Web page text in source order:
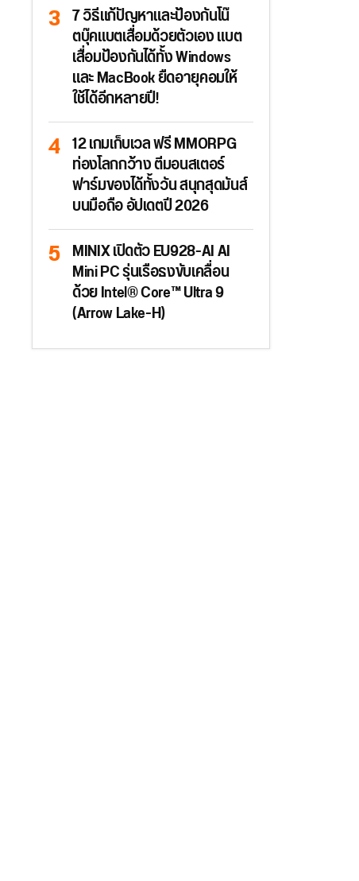
7 วิธีแก้ปัญหาและป้องกันโน๊
ตบุ๊คแบตเสื่อมด้วยตัวเอง แบต
เสื่อมป้องกันได้ทั้ง Windows
และ MacBook ยืดอายุคอมให้
ใช้ได้อีกหลายปี!
12 เกมเก็บเวล ฟรี MMORPG
ท่องโลกกว้าง ตีมอนสเตอร์
ฟาร์มของได้ทั้งวัน สนุกสุดมันส์
บนมือถือ อัปเดตปี 2026
MINIX เปิดตัว EU928-AI AI
Mini PC รุ่นเรือธงขับเคลื่อน
ด้วย Intel® Core™ Ultra 9
(Arrow Lake-H)